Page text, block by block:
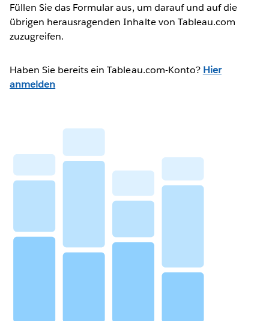
Füllen Sie das Formular aus, um darauf und auf die
übrigen herausragenden Inhalte von Tableau.com
zuzugreifen.
Haben Sie bereits ein Tableau.com-Konto? Hier
anmelden